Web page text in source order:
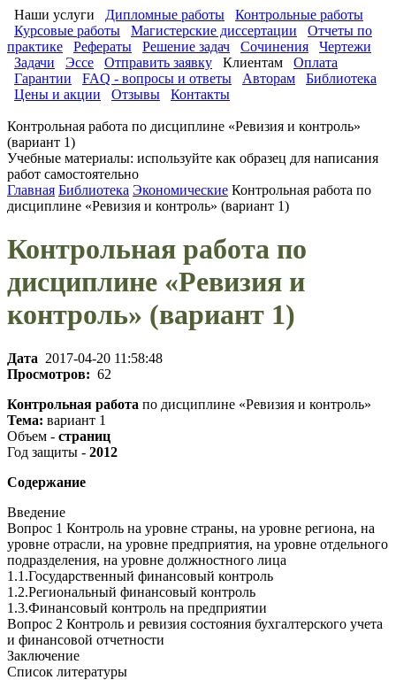
Наши услуги Дипломные работы
Контрольные работы
Курсовые работы
Магистерские диссертации
Отчеты по
практике
Рефераты Решение задач Сочинения
Чертежи
Задачи
Эссе Отправить заявку Клиентам
Оплата
Гарантии
FAQ - вопросы и ответы Авторам
Библиотека
Цены и акции
Отзывы Контакты
Контрольная работа по дисциплине «Ревизия и контроль»
(вариант 1)
Учебные материалы: используйте как образец для написания
работ самостоятельно
Главная Библиотека Экономические Контрольная работа по
дисциплине «Ревизия и контроль» (вариант 1)
Контрольная работа по
дисциплине «Ревизия и
контроль» (вариант 1)
Дата 2017-04-20 11:58:48
Просмотров: 62
Контрольная работа по дисциплине «Ревизия и контроль»
Тема: вариант 1
Объем - страниц
Год защиты - 2012
Содержание
Введение
Вопрос 1 Контроль на уровне страны, на уровне региона, на
уровне отрасли, на уровне предприятия, на уровне отдельного
подразделения, на уровне должностного лица
1.1.Государственный финансовый контроль
1.2.Региональный финансовый контроль
1.3.Финансовый контроль на предприятии
Вопрос 2 Контроль и ревизия состояния бухгалтерского учета
и финансовой отчетности
Заключение
Список литературы